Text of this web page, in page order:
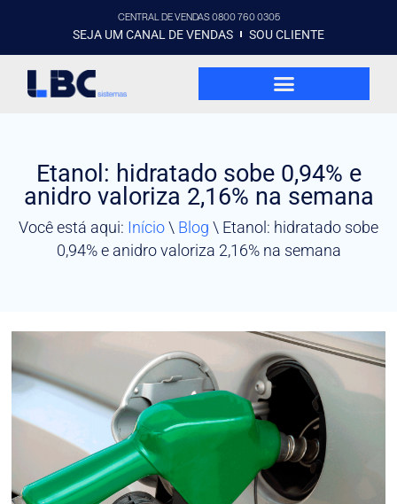
CENTRAL DE VENDAS 0800 760 0305
SEJA UM CANAL DE VENDAS SOU CLIENTE
Etanol: hidratado sobe 0,94% e
anidro valoriza 2,16% na semana
Você está aqui: Início\ Blog \ Etanol: hidratado sobe
0,94% e anidro valoriza 2,16% na semana